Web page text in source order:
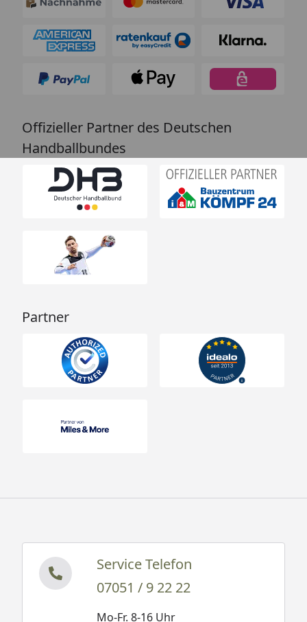
Offizieller Partner des Deutschen
Handballbundes
Partner
Service Telefon
07051 / 9 22 22
Mo-Fr. 8-16 Uhr